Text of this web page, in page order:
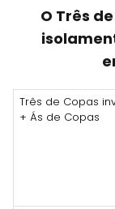
O Três
Três de Copas
+ Ás de Copas